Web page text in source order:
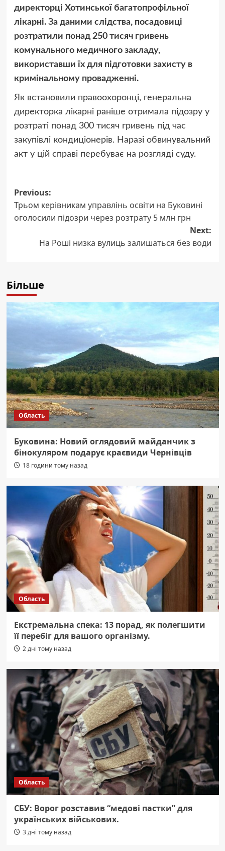
директорці Хотинської багатопрофільної
лікарні. За даними слідства, посадовиці
розтратили понад 250 тисяч гривень
комунального медичного закладу,
використавши їх для підготовки захисту в
кримінальному провадженні.
Як встановили правоохоронці, генеральна
директорка лікарні раніше отримала підозру у
розтраті понад 300 тисяч гривень під час
закупівлі кондиціонерів. Наразі обвинувальний
акт у цій справі перебуває на розгляді суду.
Post
navigation
Previous:
Трьом керівникам управлінь освіти на Буковині
оголосили підозри через розтрату 5 млн грн
Next:
На Роші низка вулиць залишаться без води
Більше
Область
Буковина: Новий оглядовий майданчик з
бінокуляром подарує краєвиди Чернівців
18 години тому назад
Область
Екстремальна спека: 13 порад, як полегшити
її перебіг для вашого організму.
2 дні тому назад
Область
СБУ: Ворог розставив “медові пастки” для
українських військових.
3 дні тому назад